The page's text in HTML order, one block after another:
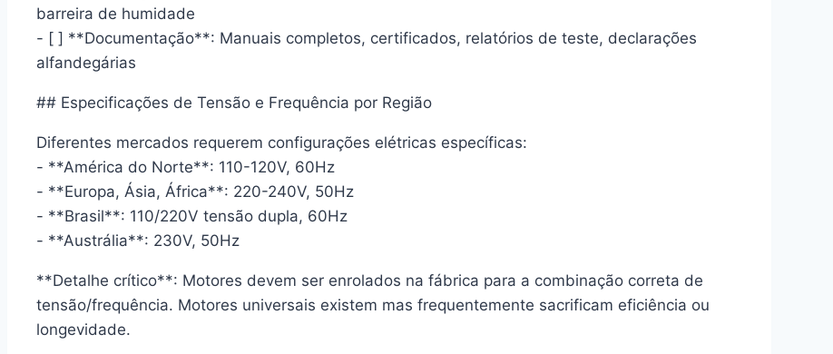
barreira de humidade
- [ ] **Documentação**: Manuais completos, certificados, relatórios de teste, declarações
alfandegárias
## Especificações de Tensão e Frequência por Região
Diferentes mercados requerem configurações elétricas específicas:
- **América do Norte**: 110-120V, 60Hz
- **Europa, Ásia, África**: 220-240V, 50Hz
- **Brasil**: 110/220V tensão dupla, 60Hz
- **Austrália**: 230V, 50Hz
**Detalhe crítico**: Motores devem ser enrolados na fábrica para a combinação correta de
tensão/frequência. Motores universais existem mas frequentemente sacrificam eficiência ou
longevidade.